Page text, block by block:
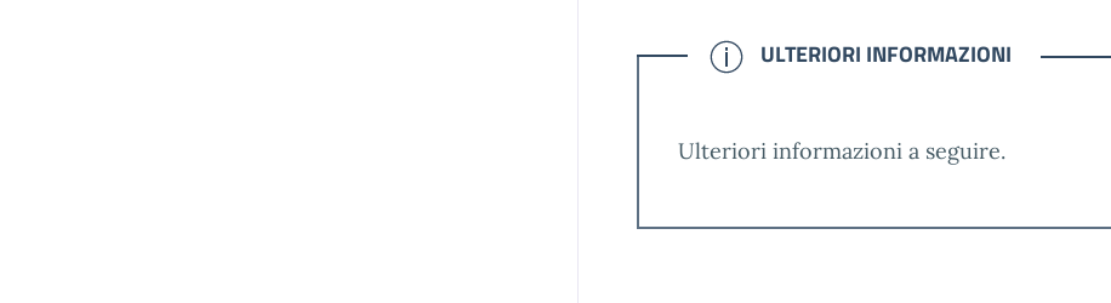
CONFERMATO
ULTERIORI INFORMAZIONI
Ulteriori informazioni a seguire.